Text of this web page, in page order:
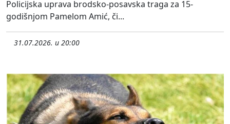
Policijska uprava brodsko-posavska traga za 15-
godišnjom Pamelom Amić, či...
31.07.2026. u 20:00